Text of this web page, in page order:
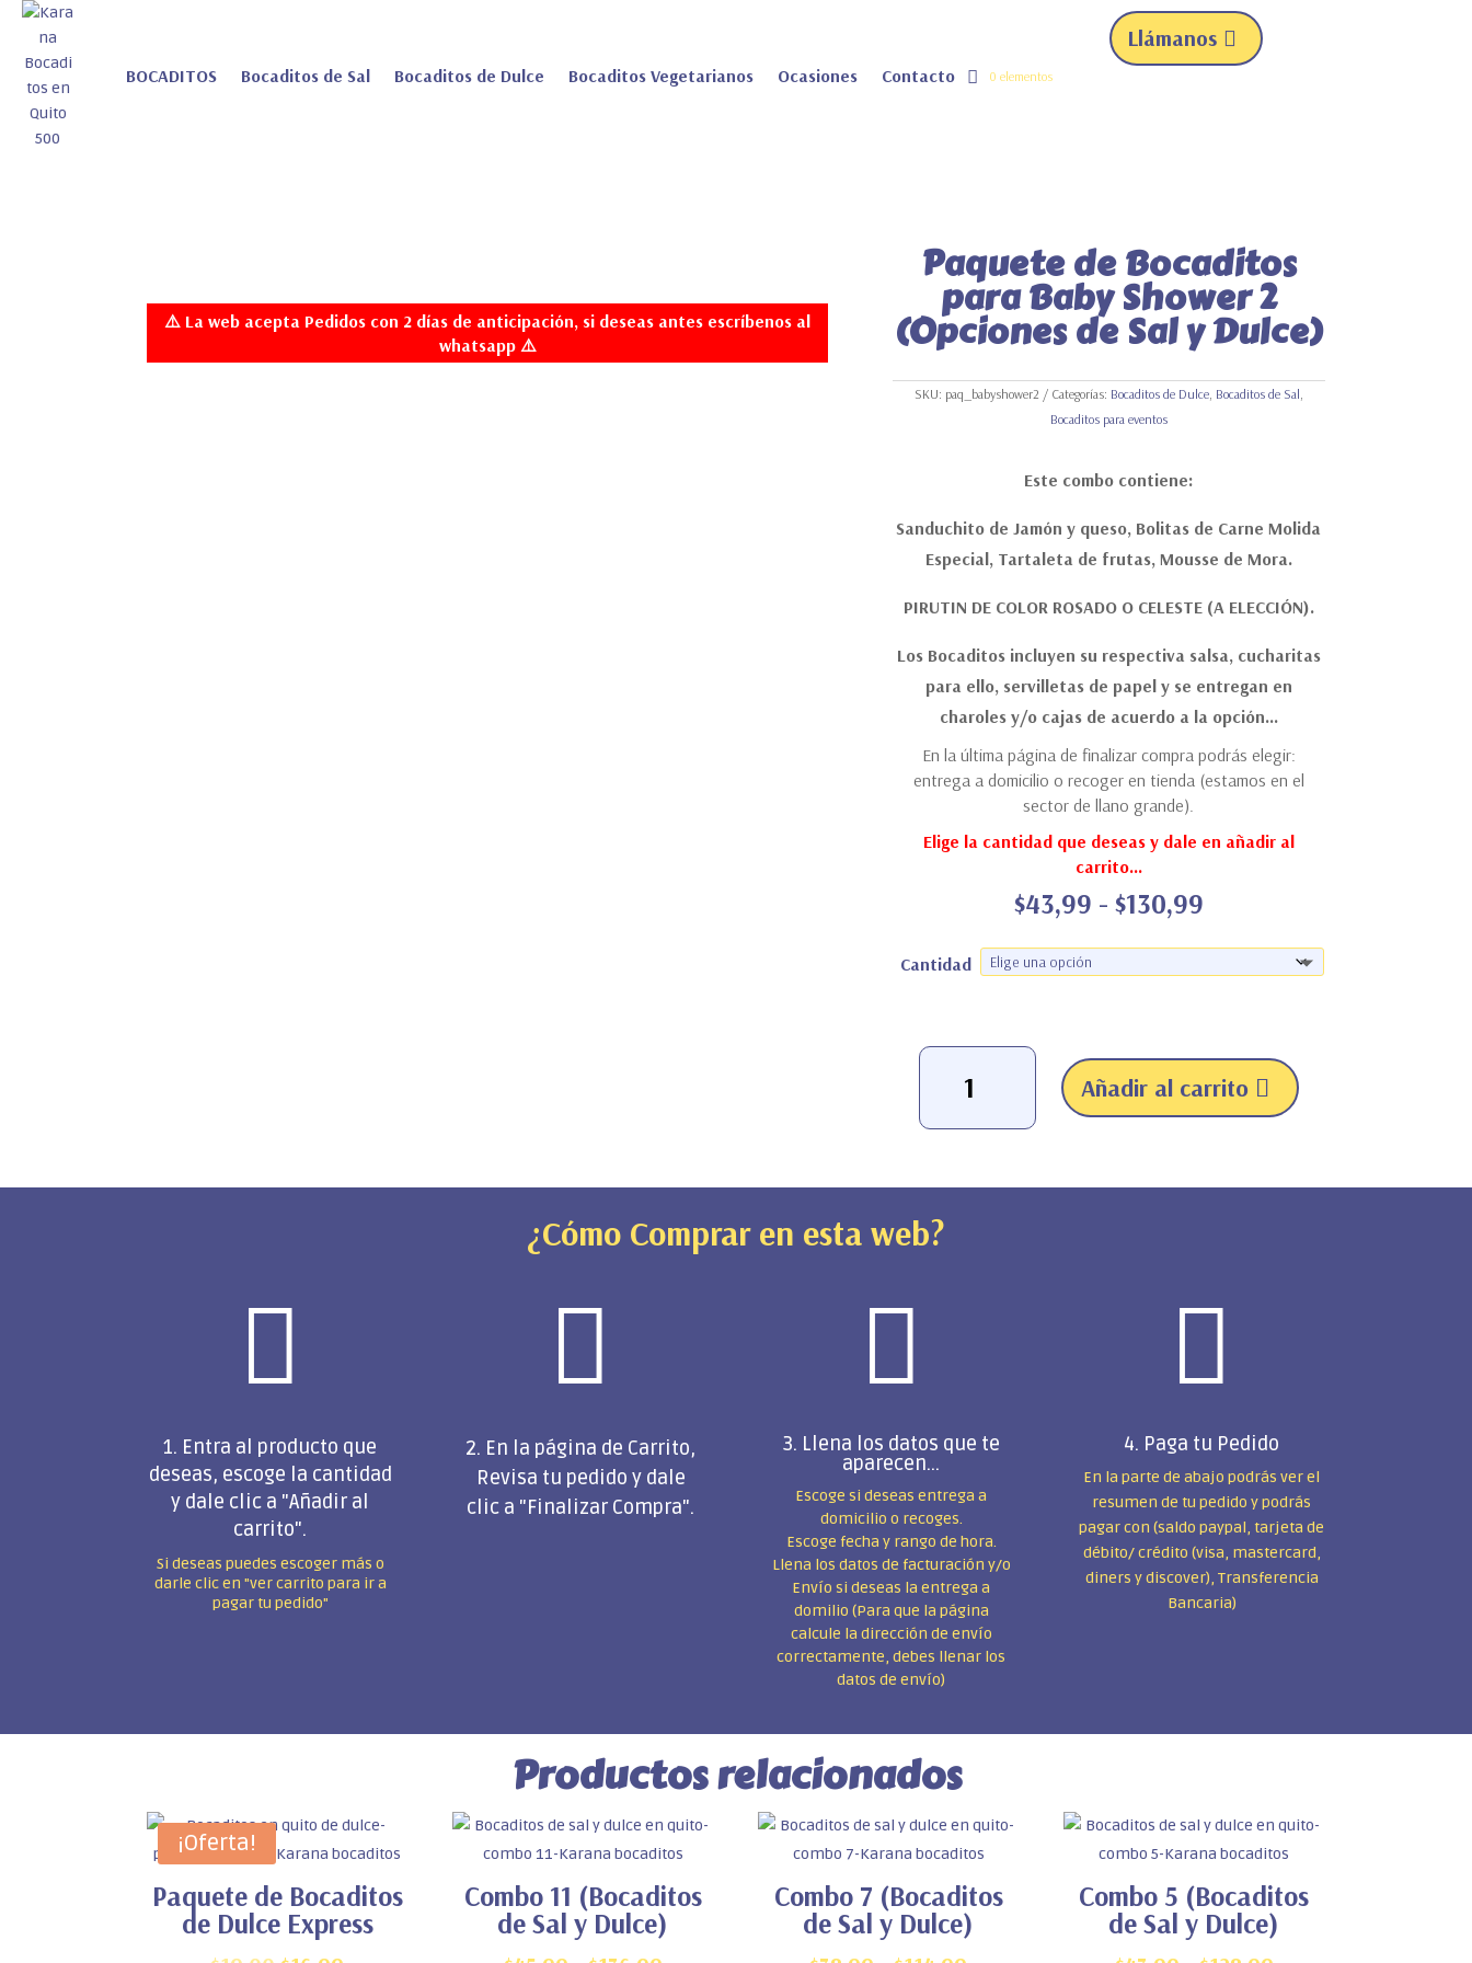
BOCADITOS Bocaditos de Sal Bocaditos de Dulce Bocaditos Vegetarianos Ocasiones Contacto 0 elementos
Llámanos
⚠️ La web acepta Pedidos con 2 días de anticipación, si deseas antes escríbenos al
whatsapp ⚠️
Paquete de Bocaditos
para Baby Shower 2
(Opciones de Sal y Dulce)
SKU: paq_babyshower2 Categorías: Bocaditos de Dulce, Bocaditos de Sal,
Bocaditos para eventos
Este combo contiene:
Sanduchito de Jamón y queso, Bolitas de Carne Molida
Especial, Tartaleta de frutas, Mousse de Mora.
PIRUTIN DE COLOR ROSADO O CELESTE (A ELECCIÓN).
Los Bocaditos incluyen su respectiva salsa, cucharitas
para ello, servilletas de papel y se entregan en
charoles y/o cajas de acuerdo a la opción…
En la última página de finalizar compra podrás elegir:
entrega a domicilio o recoger en tienda (estamos en el
sector de llano grande).
Elige la cantidad que deseas y dale en añadir al
carrito…
$43,99 - $130,99Rango
precios:
desde
$130,99
Cantidad
Paquete
para
Shower
(Opciones
Añadir al carrito
¿Cómo Comprar en esta web?

1. Entra al producto que
deseas, escoge la cantidad
y dale clic a "Añadir al
carrito".
Si deseas puedes escoger más o
darle clic en "ver carrito para ir a
pagar tu pedido"

2. En la página de Carrito,
Revisa tu pedido y dale
clic a "Finalizar Compra".

3. Llena los datos que te
aparecen...
Escoge si deseas entrega a
domicilio o recoges.
Escoge fecha y rango de hora.
Llena los datos de facturación y/o
Envío si deseas la entrega a
domilio (Para que la página
calcule la dirección de envío
correctamente, debes llenar los
datos de envío)

4. Paga tu Pedido
En la parte de abajo podrás ver el
resumen de tu pedido y podrás
pagar con (saldo paypal, tarjeta de
débito/ crédito (visa, mastercard,
diners y discover), Transferencia
Bancaria)
Productos relacionados
¡Oferta!
Paquete de Bocaditos
de Dulce Express
Combo 11 (Bocaditos
de Sal y Dulce)
Combo 7 (Bocaditos
de Sal y Dulce)
Combo 5 (Bocaditos
de Sal y Dulce)